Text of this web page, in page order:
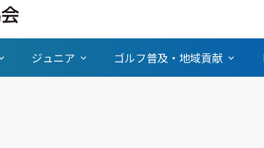
ジュニア ゴルフ普及・地域貢献